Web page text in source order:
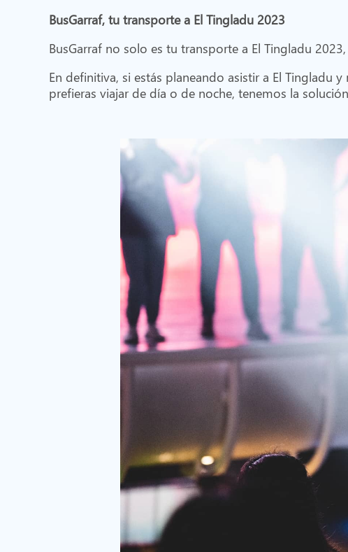
BusGarraf, tu transporte a El Tingladu 2023
BusGarraf no solo es tu transporte a El Tingladu
En definitiva, si estás planeando asistir a El Tingladu
prefieras viajar de día o de noche, tenemos la